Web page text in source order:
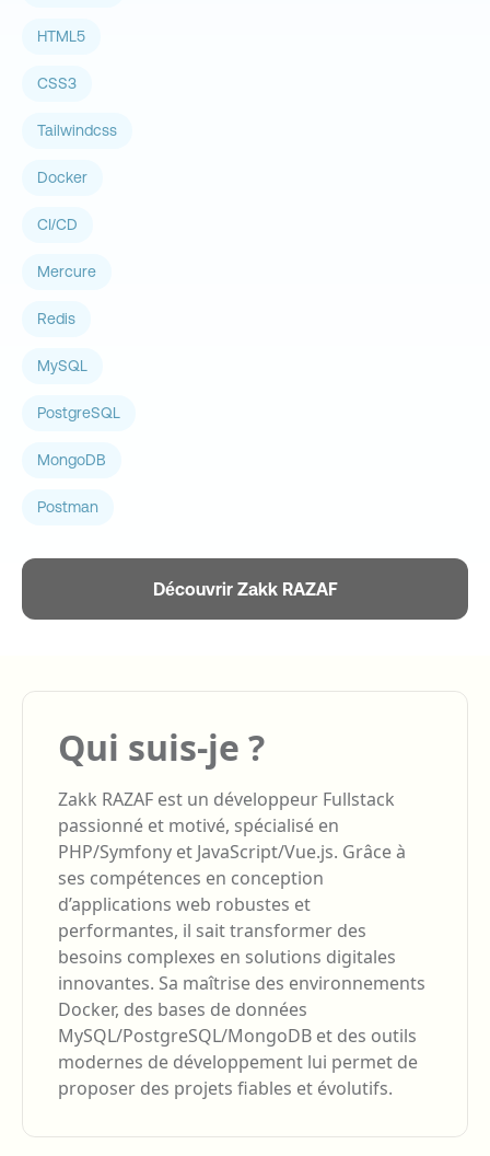
HTML5
CSS3
Tailwindcss
Docker
CI/CD
Mercure
Redis
MySQL
PostgreSQL
MongoDB
Postman
Découvrir Zakk RAZAF
Qui suis-je ?
Zakk RAZAF est un développeur Fullstack
passionné et motivé, spécialisé en
PHP/Symfony et JavaScript/Vue.js. Grâce à
ses compétences en conception
d’applications web robustes et
performantes, il sait transformer des
besoins complexes en solutions digitales
innovantes. Sa maîtrise des environnements
Docker, des bases de données
MySQL/PostgreSQL/MongoDB et des outils
modernes de développement lui permet de
proposer des projets fiables et évolutifs.